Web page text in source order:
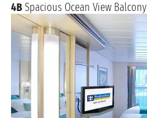
4B Spacious Ocean View Balcony